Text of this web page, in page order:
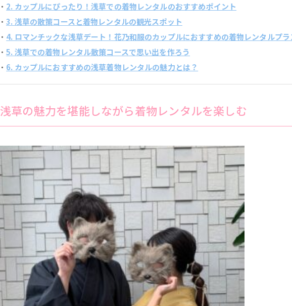
2. カップルにぴったり！浅草での着物レンタルのおすすめポイント
3. 浅草の散策コースと着物レンタルの観光スポット
4. ロマンチックな浅草デート！花乃和服のカップルにおすすめの着物レンタルプラ
5. 浅草での着物レンタル散策コースで思い出を作ろう
6. カップルにおすすめの浅草着物レンタルの魅力とは？
浅草の魅力を堪能しながら着物レンタルを楽しむ